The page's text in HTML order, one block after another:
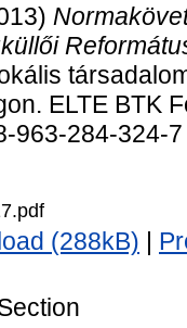
ELTE BTK
963-284-324-7
(288kB)